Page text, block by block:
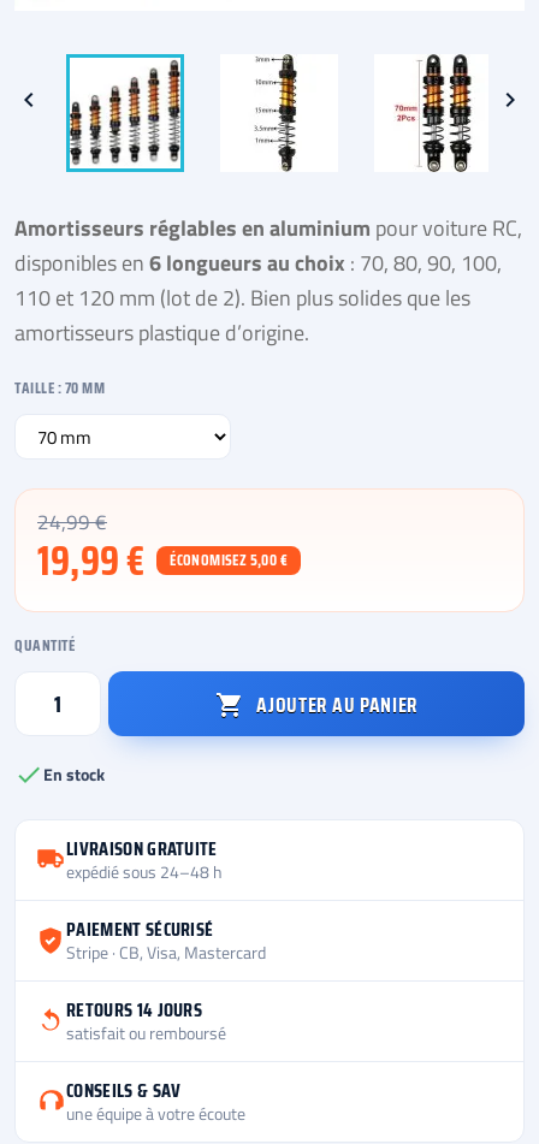
 
Amortisseurs réglables en aluminium pour voiture RC,
disponibles en6 longueurs au choix : 70, 80, 90, 100,
110 et 120 mm (lot de 2). Bien plus solides que les
amortisseurs plastique d’origine.
TAILLE : 70 MM
24,99 €
19,99 € ÉCONOMISEZ 5,00 €
QUANTITÉ
 AJOUTER AU PANIER
En stock
LIVRAISON GRATUITE
expédié sous 24–48 h
PAIEMENT SÉCURISÉ
Stripe · CB, Visa, Mastercard
RETOURS 14 JOURS
satisfait ou remboursé
CONSEILS & SAV
une équipe à votre écoute